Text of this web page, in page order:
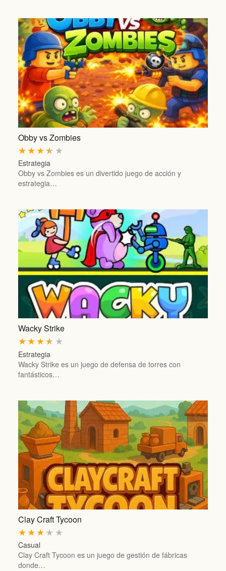
Obby vs Zombies
★
★
★
★
★
Estrategia
Obby vs Zombies es un divertido juego de acción y
estrategia…
Wacky Strike
★
★
★
★
★
Estrategia
Wacky Strike es un juego de defensa de torres con
fantásticos…
Clay Craft Tycoon
★
★
★
★
★
Casual
Clay Craft Tycoon es un juego de gestión de fábricas
donde…